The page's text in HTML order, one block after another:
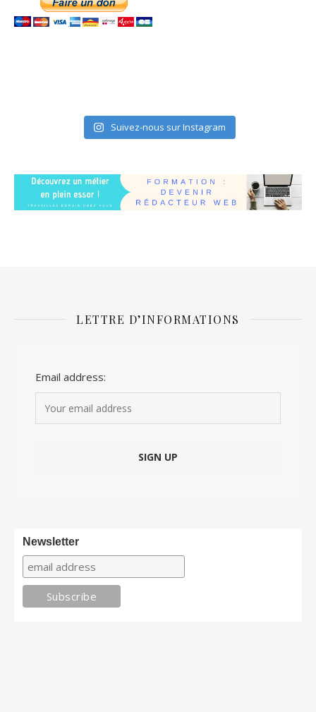
Suivez-nous sur Instagram
LETTRE D’INFORMATIONS
Email address:
Newsletter